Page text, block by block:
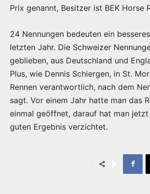
Prix genannt, Besitzer ist BEK Horse
24 Nennungen bedeuten ein
letzten Jahr. Die Schweizer
geblieben, aus Deutschland und
Plus, wie Dennis Schiergen, in St.
Rennen verantwortlich, nach dem
sagt. Vor einem Jahr hatte man das
einmal geöffnet, darauf hat man jetzt
guten Ergebnis verzichtet.